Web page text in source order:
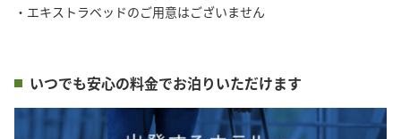
・エキストラベッドのご用意はございません
いつでも安心の料金でお泊りいただけます